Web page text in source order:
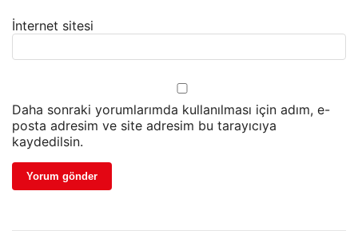
İnternet sitesi
Daha sonraki yorumlarımda kullanılması için adım, e-
posta adresim ve site adresim bu tarayıcıya
kaydedilsin.